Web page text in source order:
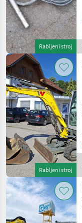
Rabljeni stroj
Rabljeni stroj